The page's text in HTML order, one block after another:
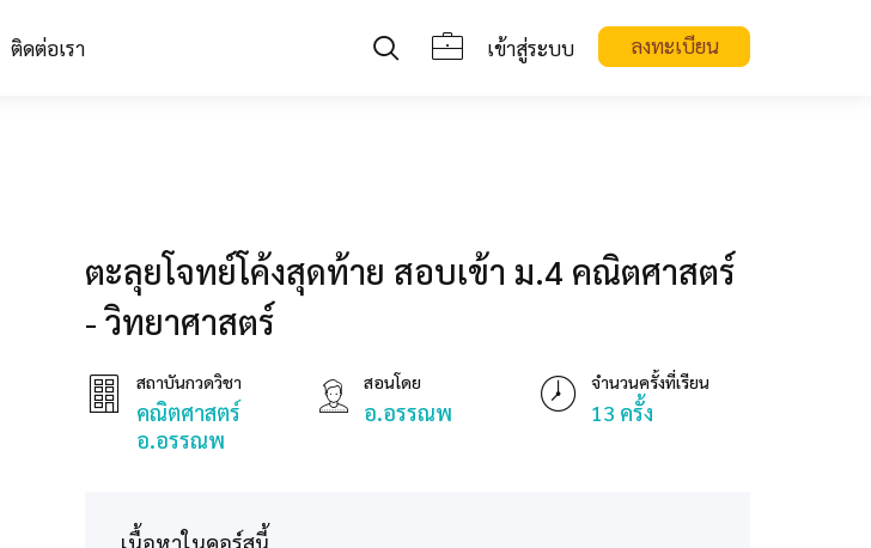
ติดต่อเรา เข้าสู่ระบบ ลงทะเบียน
ตะลุยโจทย์โค้งสุดท้าย สอบเข้า ม.4 คณิตศาสตร์
- วิทยาศาสตร์
สถาบันกวดวิชา
คณิตศาสตร์
อ.อรรณพ
สอนโดย
อ.อรรณพ
จำนวนครั้งที่เรียน
13 ครั้ง